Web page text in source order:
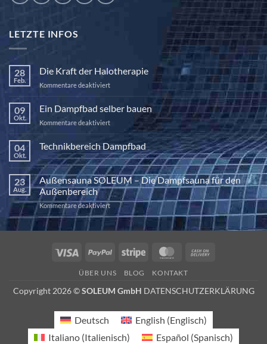
LETZTE INFOS
28
Feb.
Die Kraft der Halotherapie
Kommentare deaktiviertfür
Kraft
der
Halotherapie
09
Okt.
Ein Dampfbad selber bauen
Kommentare deaktiviertfür
Dampfbad
selber
bauen
04
Okt.
Technikbereich Dampfbad
Keine
Kommentare
zu
Technikbereich
Dampfbad
23
Aug.
Außensauna SOLEUM – Die Dampfsauna für den
Außenbereich
Kommentare deaktiviertfür
Außensauna
SOLEUM
Dampfsauna
den
Visa PayPal Stripe MasterCard
ÜBER UNS BLOG KONTAKT
Copyright 2026 ©SOLEUM GmbH DATENSCHUTZERKLÄRUNG
Deutsch English (Englisch)
Italiano (Italienisch) Español (Spanisch)